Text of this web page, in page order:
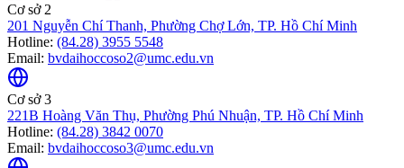
Cơ sở 2
201 Nguyễn Chí Thanh, Phường Chợ Lớn, TP. Hồ Chí Minh
Hotline: (84.28) 3955 5548
Email: bvdaihoccoso2@umc.edu.vn
Cơ sở 3
221B Hoàng Văn Thụ, Phường Phú Nhuận, TP. Hồ Chí Minh
Hotline: (84.28) 3842 0070
Email: bvdaihoccoso3@umc.edu.vn